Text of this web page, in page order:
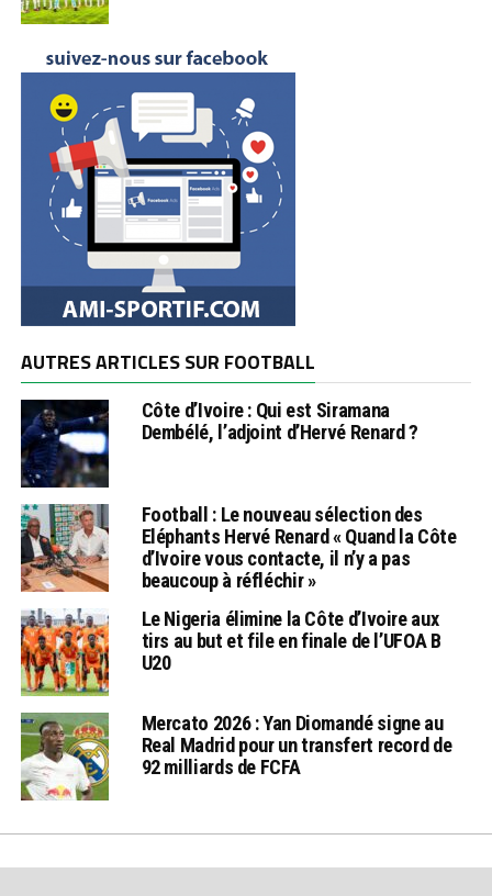
AUTRES ARTICLES SUR FOOTBALL
Côte d’Ivoire : Qui est Siramana
Dembélé, l’adjoint d’Hervé Renard ?
Football : Le nouveau sélection des
Eléphants Hervé Renard « Quand la Côte
d’Ivoire vous contacte, il n’y a pas
beaucoup à réfléchir »
Le Nigeria élimine la Côte d’Ivoire aux
tirs au but et file en finale de l’UFOA B
U20
Mercato 2026 : Yan Diomandé signe au
Real Madrid pour un transfert record de
92 milliards de FCFA